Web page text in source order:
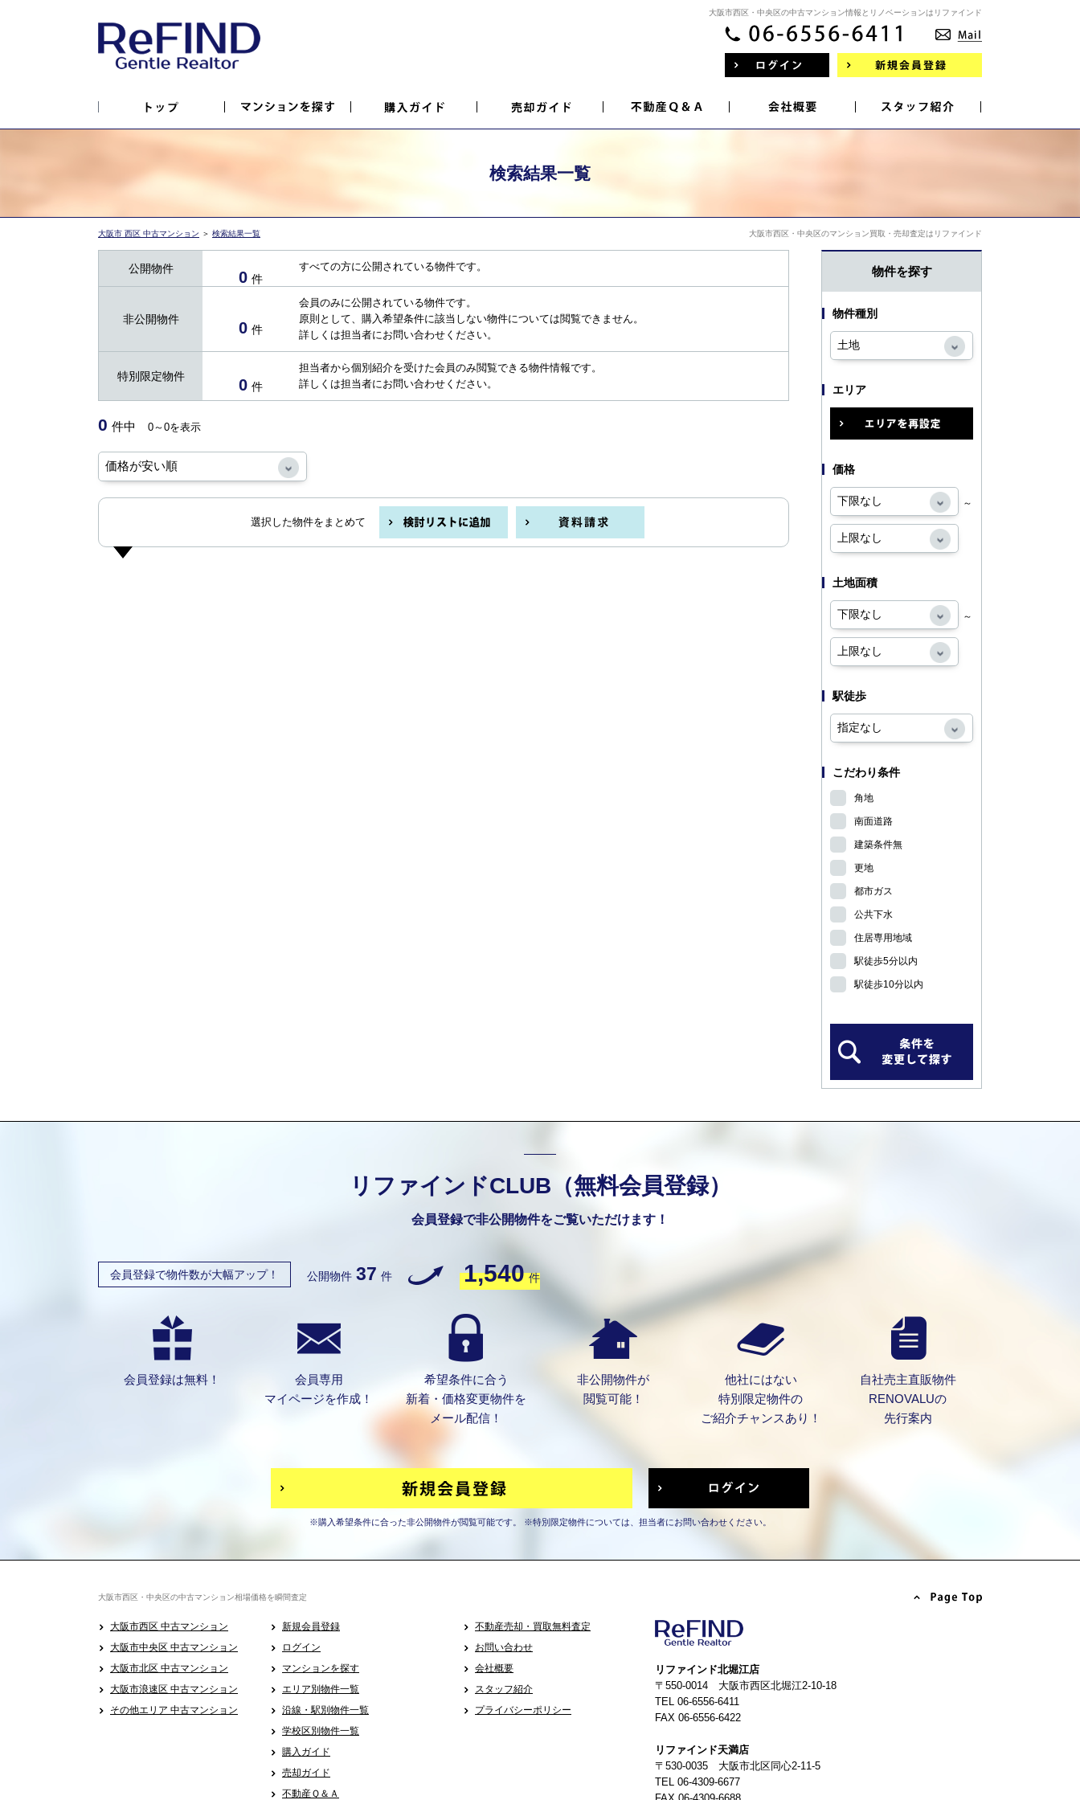
大阪市西区・中央区の中古マンション情報とリノベーションはリファインド
検索結果一覧
大阪市 西区 中古マンション ＞ 検索結果一覧 大阪市西区・中央区のマンション買取・売却査定はリファインド
公開物件 0 件
すべての方に公開されている物件です。
非公開物件 0 件
会員のみに公開されている物件です。
原則として、購入希望条件に該当しない物件については閲覧できません。
詳しくは担当者にお問い合わせください。
特別限定物件 0 件
担当者から個別紹介を受けた会員のみ閲覧できる物件情報です。
詳しくは担当者にお問い合わせください。
0 件中 0～0を表示
選択した物件をまとめて
物件を探す
物件種別
エリア
価格
～
土地面積
～
駅徒歩
こだわり条件
角地
南面道路
建築条件無
更地
都市ガス
公共下水
住居専用地域
駅徒歩5分以内
駅徒歩10分以内
リファインドCLUB（無料会員登録）
会員登録で非公開物件をご覧いただけます！
会員登録で物件数が大幅アップ！ 公開物件 37 件 1,540 件
会員登録は無料！
会員専用
マイページを作成！
希望条件に合う
新着・価格変更物件を
メール配信！
非公開物件が
閲覧可能！
他社にはない
特別限定物件の
ご紹介チャンスあり！
自社売主直販物件
RENOVALUの
先行案内
※購入希望条件に合った非公開物件が閲覧可能です。 ※特別限定物件については、担当者にお問い合わせください。
大阪市西区・中央区の中古マンション相場価格を瞬間査定
大阪市西区 中古マンション
大阪市中央区 中古マンション
大阪市北区 中古マンション
大阪市浪速区 中古マンション
その他エリア 中古マンション
新規会員登録
ログイン
マンションを探す
エリア別物件一覧
沿線・駅別物件一覧
学校区別物件一覧
購入ガイド
売却ガイド
不動産Ｑ＆Ａ
不動産売却・買取無料査定
お問い合わせ
会社概要
スタッフ紹介
プライバシーポリシー
リファインド北堀江店
〒550-0014 大阪市西区北堀江2-10-18
TEL 06-6556-6411
FAX 06-6556-6422
リファインド天満店
〒530-0035 大阪市北区同心2-11-5
TEL 06-4309-6677